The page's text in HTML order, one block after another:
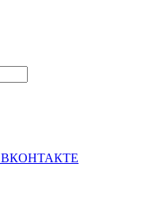
ВКОНТАКТЕ